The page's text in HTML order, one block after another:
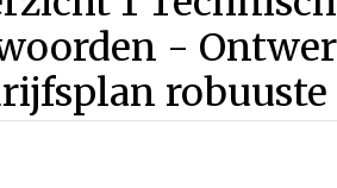
-
robuuste